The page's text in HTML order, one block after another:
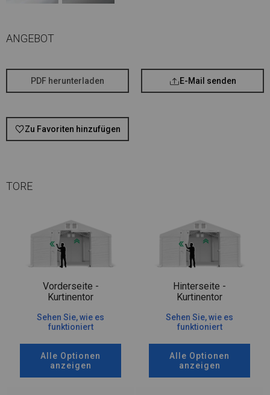
ANGEBOT
PDF herunterladen E-Mail senden
Zu Favoriten hinzufügen
TORE
Vorderseite -
Kurtinentor
Sehen Sie, wie es
funktioniert
Alle Optionen
anzeigen
Hinterseite -
Kurtinentor
Sehen Sie, wie es
funktioniert
Alle Optionen
anzeigen